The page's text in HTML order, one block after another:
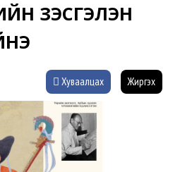
ҮЗЭСГЭЛЭН
Хуваалцах Жиргэх